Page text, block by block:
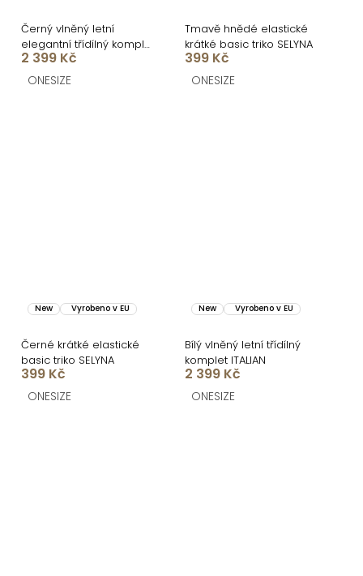
Černý vlněný letní
elegantní třídílný komplet
ITALIAN
2 399 Kč
ONESIZE
Tmavě hnědé elastické
krátké basic triko SELYNA
399 Kč
ONESIZE
New Vyrobeno v EU
Černé krátké elastické
basic triko SELYNA
399 Kč
ONESIZE
New Vyrobeno v EU
Bílý vlněný letní třídílný
komplet ITALIAN
2 399 Kč
ONESIZE